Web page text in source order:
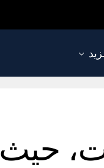
حيث